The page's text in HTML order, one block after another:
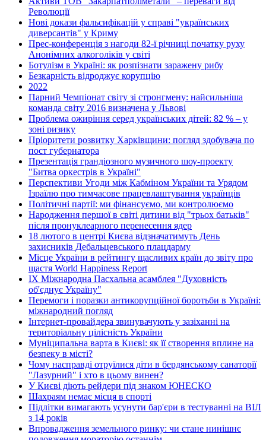
Революції
Нові докази фальсифікацій у справі "українських
диверсантів" у Криму
Прес-конференція з нагоди 82-ї річниці початку руху
Анонімних алкоголіків у світі
Ботулізм в Україні: як розпізнати заражену рибу
Безкарність відроджує корупцію
2022
Парний Чемпіонат світу зі стронгмену: найсильніша
команда світу 2016 визначена у Львові
Проблема ожиріння серед українських дітей: 82 % – у
зоні ризику
Пріоритети розвитку Харківщини: погляд здобувача по
пост губернатора
Презентація грандіозного музичного шоу-проекту
"Битва оркестрів в Україні"
Перспективи Угоди між Кабміном України та Урядом
Ізраїлю про тимчасове працевлаштування українців
Політичні партії: ми фінансуємо, ми контролюємо
Народження першої в світі дитини від "трьох батьків"
після пронуклеарного перенесення ядер
18 лютого в центрі Києва відзначатимуть День
захисників Дебальцевського плацдарму
Місце України в рейтингу щасливих країн до звіту про
щастя World Happiness Report
ІХ Міжнародна Пасхальна асамблея "Духовність
об'єднує Україну"
Перемоги і поразки антикорупційної боротьби в Україні:
міжнародний погляд
Інтернет-провайдера звинувачують у зазіханні на
територіальну цілісність України
Муніципальна варта в Києві: як її створення вплине на
безпеку в місті?
Чому насправді отруїлися діти в бердянському санаторії
"Лазурний" і хто в цьому винен?
У Києві діють рейдери під знаком ЮНЕСКО
Шахраям немає місця в спорті
Підлітки вимагають усунути бар'єри в тестуванні на ВІЛ
з 14 років
Впровадження земельного ринку: чи стане нинішнє